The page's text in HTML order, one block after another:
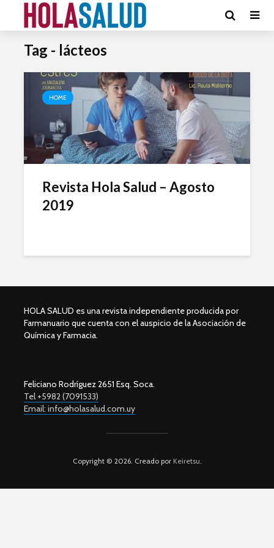
Tag - lácteos
HOME
Revista Hola Salud – Agosto
2019
HOLA SALUD es una revista independiente producida por
Farmanuario que cuenta con el auspicio de la Asociación de
Química y Farmacia.
Feliciano Rodríguez 2651 Esq. Soca.
Tel +5982 (7091533)
Email: info@holasalud.com.uy
Copyright © 2026. Creado porKeiretsu.